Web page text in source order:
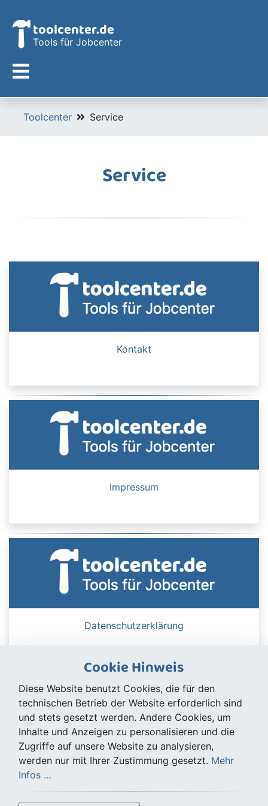
toolcenter.de
Tools für Jobcenter
Toolcenter Service
Service
Kontakt
Impressum
Datenschutzerklärung
toolcenter.de
Tools für Jobcenter
Sitemap
Kontakt
Impressum
Datenschutzerklärung
Cookie Hinweis
Diese Website benutzt Cookies, die für den
technischen Betrieb der Website erforderlich sind
und stets gesetzt werden. Andere Cookies, um
Inhalte und Anzeigen zu personalisieren und die
Zugriffe auf unsere Website zu analysieren,
werden nur mit Ihrer Zustimmung gesetzt. Mehr
Infos …